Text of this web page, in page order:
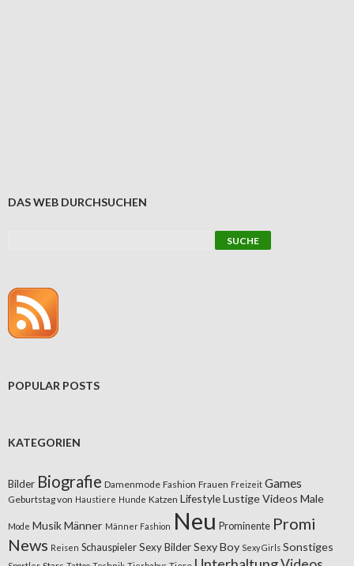
DAS WEB DURCHSUCHEN
POPULAR POSTS
KATEGORIEN
Bilder Biografie Damenmode Fashion Frauen Freizeit Games
Geburtstag von Haustiere Hunde Katzen LifestyleLustige Videos Male
Mode MusikMänner Männer Fashion Neu Prominente Promi
News Reisen Schauspieler Sexy BilderSexy Boy Sexy Girls Sonstiges